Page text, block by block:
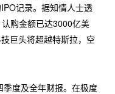
记录。据知情人士透
购金额已达3000亿美
巨头将超越特斯拉，空
度及全年财报。在极度